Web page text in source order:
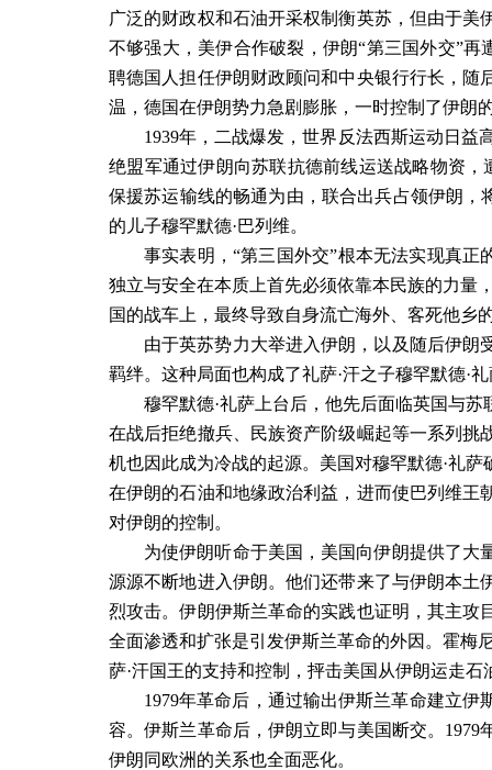
广泛的财政权和石油开采权制衡英苏，但由于
不够强大，美伊合作破裂，伊朗“第三国外交”再
聘德国人担任伊朗财政顾问和中央银行行长，
温，德国在伊朗势力急剧膨胀，一时控制了伊朗
1939年，二战爆发，世界反法西斯运动日益
绝盟军通过伊朗向苏联抗德前线运送战略物资
保援苏运输线的畅通为由，联合出兵占领伊朗，
的儿子穆罕默德·巴列维。
事实表明，“第三国外交”根本无法实现真正
独立与安全在本质上首先必须依靠本民族的力量
国的战车上，最终导致自身流亡海外、客死他乡
由于英苏势力大举进入伊朗，以及随后伊朗
羁绊。这种局面也构成了礼萨·汗之子穆罕默德·
穆罕默德·礼萨上台后，他先后面临英国与
在战后拒绝撤兵、民族资产阶级崛起等一系列
机也因此成为冷战的起源。美国对穆罕默德·礼
在伊朗的石油和地缘政治利益，进而使巴列维王
对伊朗的控制。
为使伊朗听命于美国，美国向伊朗提供了大
源源不断地进入伊朗。他们还带来了与伊朗本
烈攻击。伊朗伊斯兰革命的实践也证明，其主
全面渗透和扩张是引发伊斯兰革命的外因。霍梅
萨·汗国王的支持和控制，抨击美国从伊朗运走
1979年革命后，通过输出伊斯兰革命建立伊
容。伊斯兰革命后，伊朗立即与美国断交。 1979
伊朗同欧洲的关系也全面恶化。